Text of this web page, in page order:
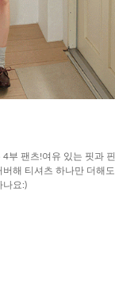
부 팬츠!여유 있는 핏과 핀
해 티셔츠 하나만 더해도
나요:)